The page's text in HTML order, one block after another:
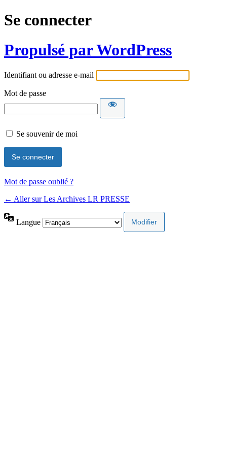
Se connecter
Propulsé par WordPress
Identifiant ou adresse e-mail
Mot de passe
Se souvenir de moi
Mot de passe oublié ?
← Aller sur Les Archives LR PRESSE
Langue